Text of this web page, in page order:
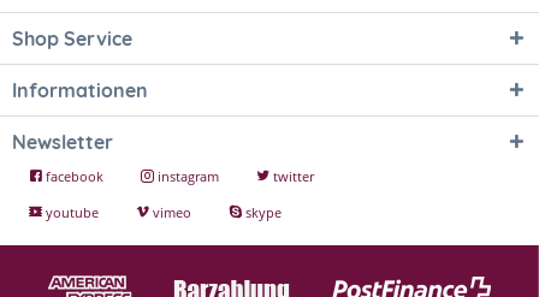
Shop Service
Informationen
Newsletter
facebook instagram
twitter
youtube
vimeo skype